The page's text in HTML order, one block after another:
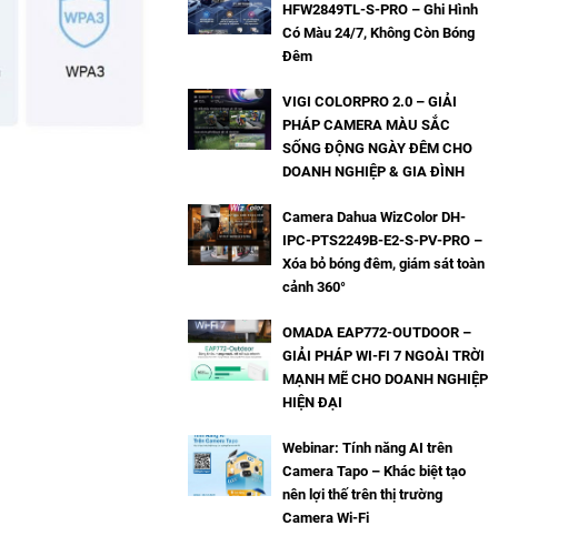
HFW2849TL-S-PRO – Ghi Hình
Có Màu 24/7, Không Còn Bóng
Đêm
VIGI COLORPRO 2.0 – GIẢI
PHÁP CAMERA MÀU SẮC
SỐNG ĐỘNG NGÀY ĐÊM CHO
DOANH NGHIỆP & GIA ĐÌNH
Camera Dahua WizColor DH-
IPC-PTS2249B-E2-S-PV-PRO –
Xóa bỏ bóng đêm, giám sát toàn
cảnh 360°
OMADA EAP772-OUTDOOR –
GIẢI PHÁP WI-FI 7 NGOÀI TRỜI
MẠNH MẼ CHO DOANH NGHIỆP
HIỆN ĐẠI
Webinar: Tính năng AI trên
Camera Tapo – Khác biệt tạo
nên lợi thế trên thị trường
Camera Wi-Fi